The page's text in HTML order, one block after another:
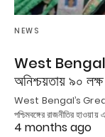
NEWS
West
অনিশ্চয়তায় ৯০
West Bengal’s Great
পশ্চিমবঙ্গের রাজনীতির
4 months ago